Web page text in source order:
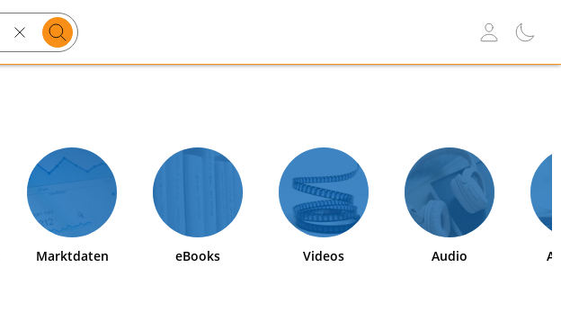
Suchen
Marktdaten eBooks Videos Audio